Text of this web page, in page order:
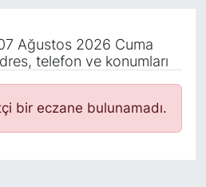
Ağustos 2026 Cuma
telefon ve konumları
bir eczane bulunamadı.